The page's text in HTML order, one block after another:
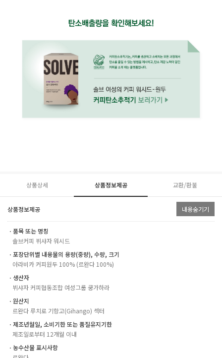
상품상세 상품정보제공 교환/환불
상품정보제공 내용숨기기
ㆍ품목 또는 명칭
솔브커피 뷔샤자 워시드
ㆍ포장단위별 내용물의 용량(중량), 수량, 크기
아라비카 커피원두 100% (르완다 100%)
ㆍ생산자
뷔샤자 커피협동조합 여성그룹 쿵가하라
ㆍ원산지
르완다 루치로 기항고(Gihango) 섹터
ㆍ제조년월일, 소비기한 또는 품질유지기한
제조일로부터 12개월 이내
ㆍ농수산물 표시사항